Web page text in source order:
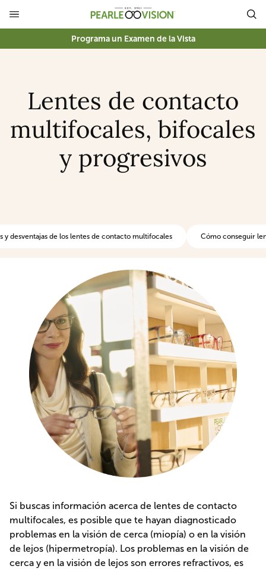
Programa un Examen de la Vista
Lentes de contacto
multifocales, bifocales
y progresivos
y desventajas de los lentes de contacto multifocales Cómo conseguir
Si buscas información acerca de lentes de contacto
multifocales, es posible que te hayan diagnosticado
problemas en la visión de cerca (miopía) o en la visión
de lejos (hipermetropía). Los problemas en la visión de
cerca y en la visión de lejos son errores refractivos, es